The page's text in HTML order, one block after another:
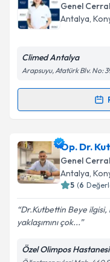
Genel
Antalya,
Climed Antalya
Arapsuyu, Atatürk Blv. No:
Randevu
Op. Dr. Turaj
oluşturun. Size bu
takvim
Kişisel
Op. Dr.
Genel
Antalya,
5 (6
Dr.Kutbettin Beye ilgisi,
yaklaşımını çok...
Özel Olimpos Hastanesi